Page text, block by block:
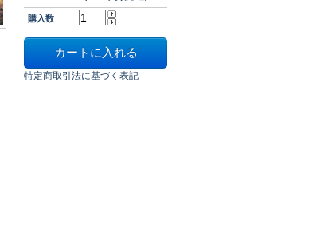
購入数
特定商取引法に基づく表記